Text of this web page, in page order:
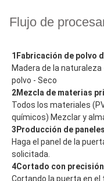
Flujo de
1Fabricación de polvo
Madera de la
polvo - Seco
2Mezcla de materias
Todos los materiales
químicos) Mezclar y
3Producción de paneles
Haga el panel de la
solicitada.
4Cortado con precisión
Cortando la puerta en